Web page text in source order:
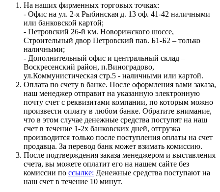
На наших фирменных торговых точках:
- Офис на ул. 2-я Рыбинская д. 13 оф. 41-42 наличными
или банковской картой;
- Петровский 26-й км. Новорижского шоссе,
Строительный двор Петровский пав. Б1-Б2 – только
наличными;
- Дополнительный офис и центральный склад –
Воскресенский район, п.Виноградово,
ул.Коммунистическая стр.5 - наличными или картой.
Оплата по счету в банке. После оформления вами заказа,
наш менеджер отправит на указанную электронную
почту счет с реквизитами компании, по которым можно
произвести оплату в любом банке. Обратите внимание,
что в этом случае денежные средства поступят на наш
счет в течение 1-2х банковских дней, отгрузка
производится только после поступления оплаты на счет
продавца. За перевод банк может взимать комиссию.
После подтверждения заказа менеджером и выставления
счета, вы можете оплатит его на нашем сайте без
комиссии по ссылке: Денежные средства поступают на
наш счет в течение 10 минут.